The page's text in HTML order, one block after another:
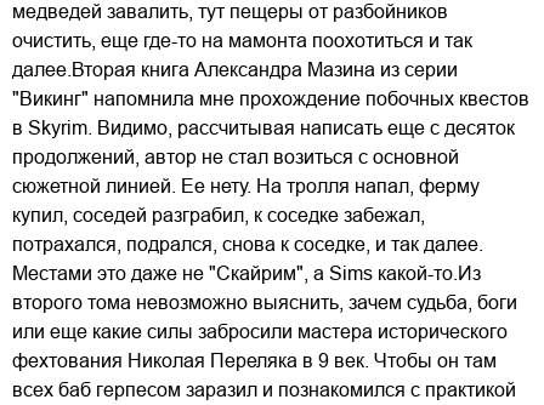
медведей завалить, тут пещеры от разбойников
очистить, еще где-то на мамонта поохотиться и так
далее.Вторая книга Александра Мазина из серии
"Викинг" напомнила мне прохождение побочных квестов
в Skyrim. Видимо, рассчитывая написать еще с десяток
продолжений, автор не стал возиться с основной
сюжетной линией. Ее нету. На тролля напал, ферму
купил, соседей разграбил, к соседке забежал,
потрахался, подрался, снова к соседке, и так далее.
Местами это даже не "Скайрим", а Sims какой-то.Из
второго тома невозможно выяснить, зачем судьба, боги
или еще какие силы забросили мастера исторического
фехтования Николая Переляка в 9 век. Чтобы он там
всех баб герпесом заразил и познакомился с практикой